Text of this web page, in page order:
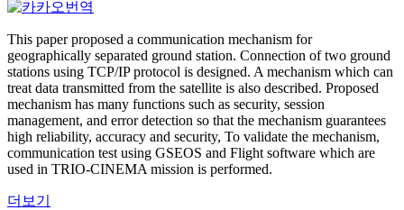
This paper proposed a communication mechanism for
geographically separated ground station. Connection of two ground
stations using TCP/IP protocol is designed. A mechanism which can
treat data transmitted from the satellite is also described. Proposed
mechanism has many functions such as security, session
management, and error detection so that the mechanism guarantees
high reliability, accuracy and security, To validate the mechanism,
communication test using GSEOS and Flight software which are
used in TRIO-CINEMA mission is performed.
더보기